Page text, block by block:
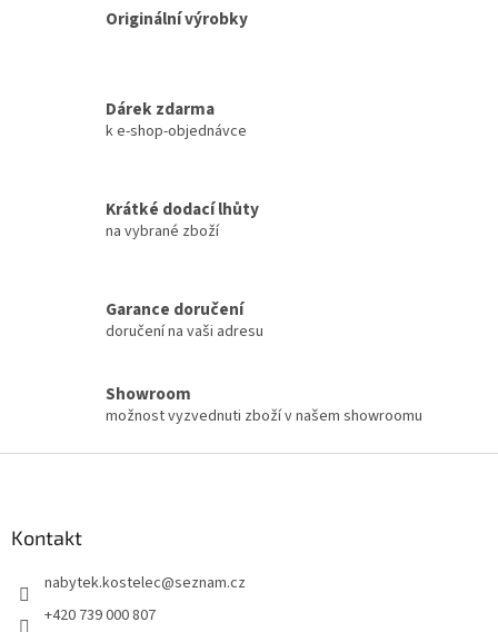
Originální výrobky
Dárek zdarma
k e-shop-objednávce
Krátké dodací lhůty
na vybrané zboží
Garance doručení
doručení na vaši adresu
Showroom
možnost vyzvednuti zboží v našem showroomu
Kontakt
nabytek.kostelec@seznam.cz
+420 739 000 807